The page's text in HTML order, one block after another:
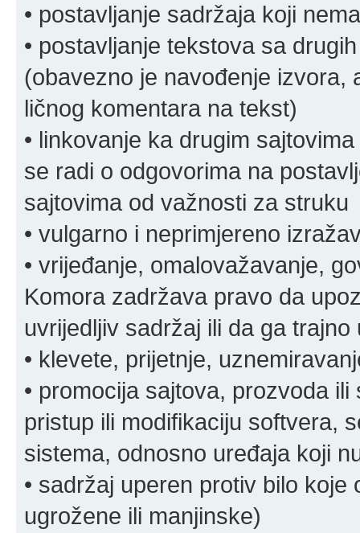
• postavljanje sadržaja koji
• postavljanje tekstova sa
(obavezno je navođenje izvora,
ličnog komentara na tekst)
• linkovanje ka drugim
se radi o odgovorima na
sajtovima od važnosti za struku
• vulgarno i neprimjereno
• vrijeđanje, omalovažavanje,
Komora zadržava pravo da
uvrijedljiv sadržaj ili da ga trajno
• klevete, prijetnje,
• promocija sajtova, prozvoda
pristup ili modifikaciju softvera,
sistema, odnosno uređaja koji
• sadržaj uperen protiv bilo
ugrožene ili manjinske)